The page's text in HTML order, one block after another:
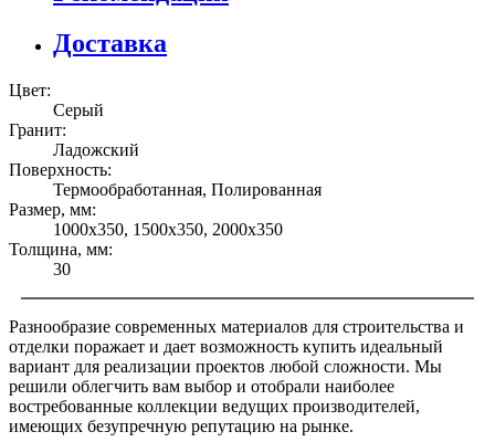
Доставка
Цвет:
Серый
Гранит:
Ладожский
Поверхность:
Термообработанная, Полированная
Размер, мм:
1000х350, 1500х350, 2000х350
Толщина, мм:
30
Разнообразие современных материалов для строительства и
отделки поражает и дает возможность купить идеальный
вариант для реализации проектов любой сложности. Мы
решили облегчить вам выбор и отобрали наиболее
востребованные коллекции ведущих производителей,
имеющих безупречную репутацию на рынке.